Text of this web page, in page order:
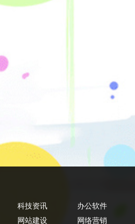
科技资讯
办公软件
网站建设 网络营销